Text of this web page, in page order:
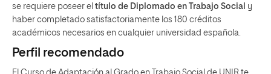
se requiere poseer el título de Diplomado en Trabajo Social y
haber completado satisfactoriamente los 180 créditos
académicos necesarios en cualquier universidad española.
Perfil recomendado